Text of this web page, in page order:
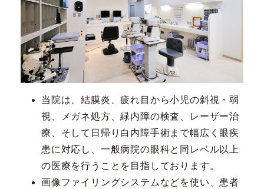
当院は、結膜炎、疲れ目から小児の斜視・弱
視、メガネ処方、緑内障の検査、レーザー治
療、そして日帰り白内障手術まで幅広く眼疾
患に対応し、一般病院の眼科と同レベル以上
の医療を行うことを目指しております。
画像ファイリングシステムなどを使い、患者